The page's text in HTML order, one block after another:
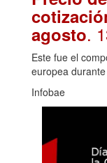
agosto.
Este fue el
europea
Infobae